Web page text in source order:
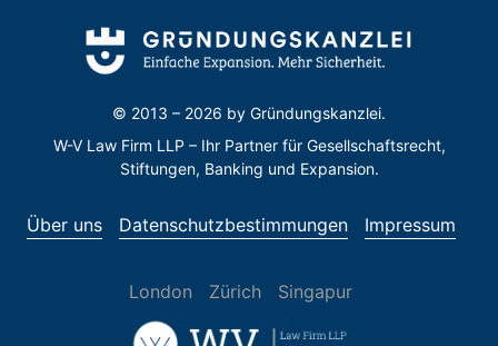
© 2013 – 2026 by Gründungskanzlei.
W-V Law Firm LLP – Ihr Partner für Gesellschaftsrecht,
Stiftungen, Banking und Expansion.
Über uns Datenschutzbestimmungen Impressum
London Zürich Singapur